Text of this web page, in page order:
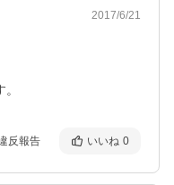
2017/6/21
反報告 いいね 0